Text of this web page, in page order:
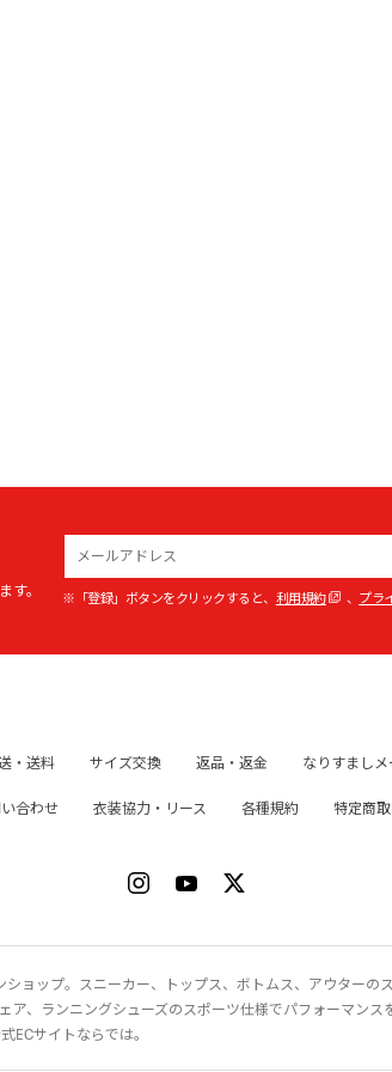
。 ※「登録」ボタンをクリックすると、 利用規約 、 プラ
・送料 サイズ交換 返品・返金 なりすまし
合わせ 衣装協力・リース 各種規約 特定商
ョップ。スニーカー、トップス、ボトムス、アウターの
ア、ランニングシューズのスポーツ仕様でパフォーマン
ECサイトならでは。